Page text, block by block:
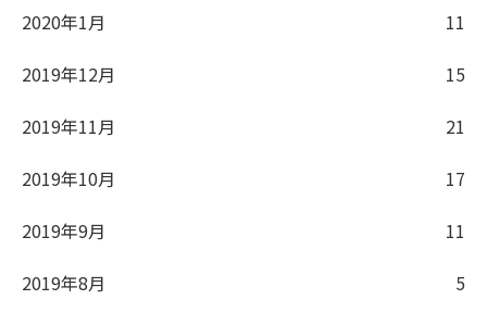
2020年1月
11
2019年12月
15
2019年11月
21
2019年10月
17
2019年9月
11
2019年8月
5